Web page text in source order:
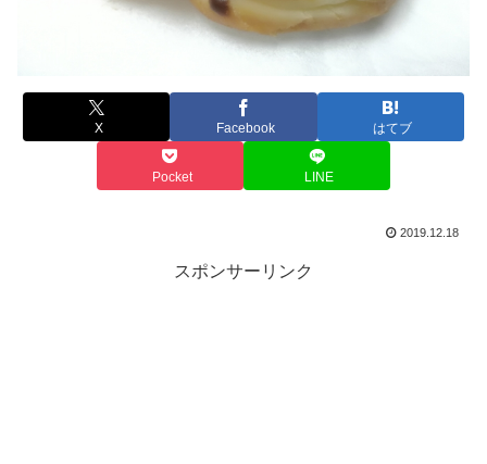
X Facebook はてブ
Pocket LINE
2019.12.18
スポンサーリンク